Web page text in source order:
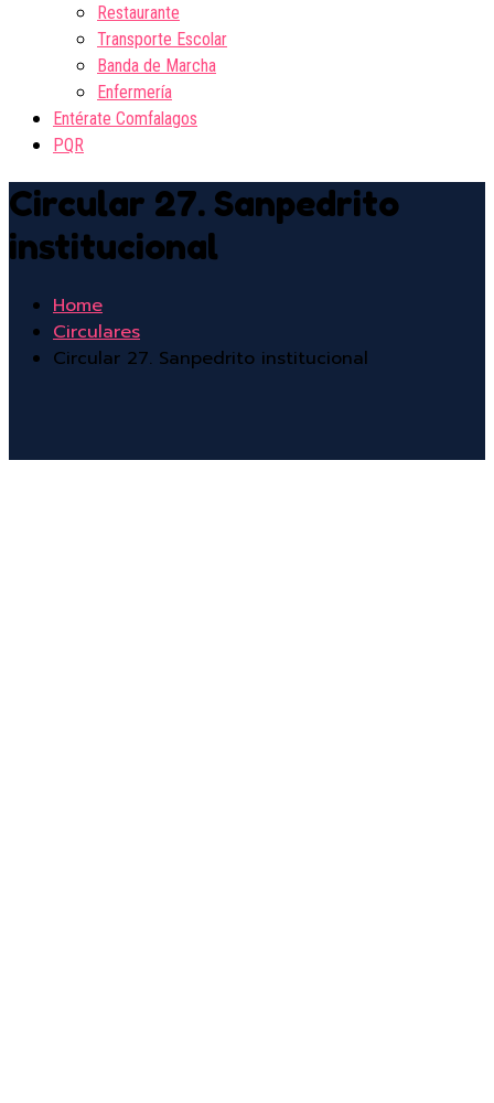
Restaurante
Transporte Escolar
Banda de Marcha
Enfermería
Entérate Comfalagos
PQR
Circular 27. Sanpedrito
institucional
Home
Circulares
Circular 27. Sanpedrito institucional